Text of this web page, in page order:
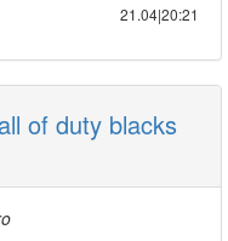
21.04|20:21
of duty blacks